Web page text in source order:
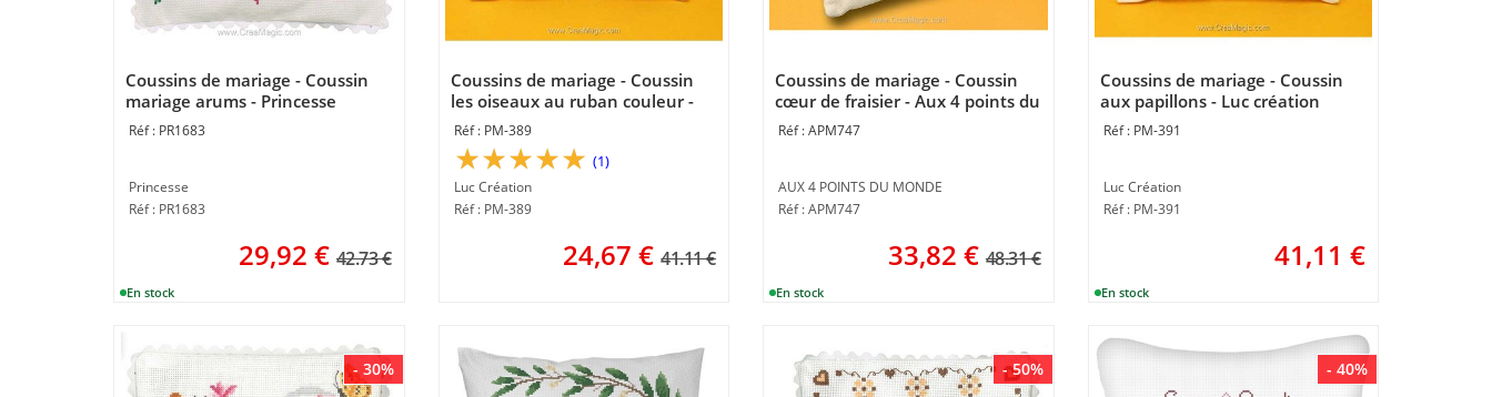
Coussins de mariage - Coussin
mariage arums - Princesse
PR1683
Princesse
Réf : PR1683
29,92 € 42.73 €
Coussins de mariage - Coussin
les oiseaux au ruban couleur -
Luc création
PM-389
(1)
Luc Création
Réf : PM-389
24,67 € 41.11 €
Coussins de mariage - Coussin
cœur de fraisier - Aux 4 points du
mondeAPM747
AUX 4 POINTS DU MONDE
Réf : APM747
33,82 € 48.31 €
Coussins de mariage - Coussin
aux papillons - Luc création
PM-391
Luc Création
Réf : PM-391
41,11 €
- 30% - 50% - 40%